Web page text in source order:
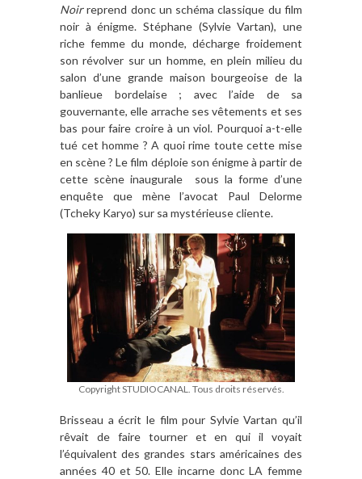
Noirreprend donc un schéma classique du film
noir à énigme. Stéphane (Sylvie Vartan), une
riche femme du monde, décharge froidement
son révolver sur un homme, en plein milieu du
salon d’une grande maison bourgeoise de la
banlieue bordelaise ; avec l’aide de sa
gouvernante, elle arrache ses vêtements et ses
bas pour faire croire à un viol. Pourquoi a-t-elle
tué cet homme ? A quoi rime toute cette mise
en scène ? Le film déploie son énigme à partir de
cette scène inaugurale sous la forme d’une
enquête que mène l’avocat Paul Delorme
(Tcheky Karyo) sur sa mystérieuse cliente.
Copyright STUDIOCANAL. Tous droits réservés.
Brisseau a écrit le film pour Sylvie Vartan qu’il
rêvait de faire tourner et en qui il voyait
l’équivalent des grandes stars américaines des
années 40 et 50. Elle incarne donc LA femme